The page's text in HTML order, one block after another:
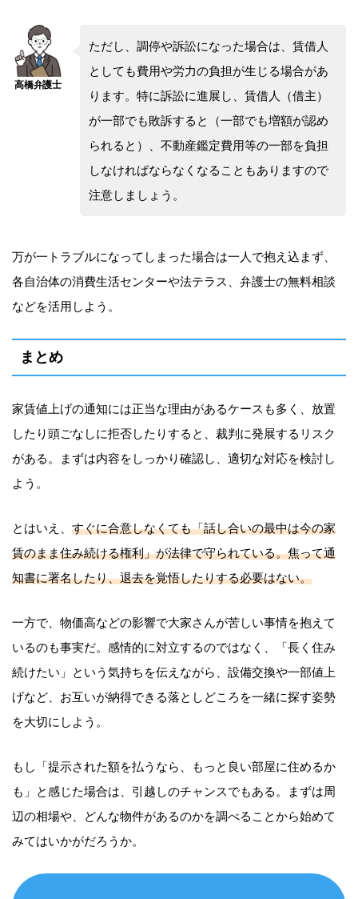
ただし、調停や訴訟になった場合は、賃借人
としても費用や労力の負担が生じる場合があ
ります。特に訴訟に進展し、賃借人（借主）
が一部でも敗訴すると（一部でも増額が認め
られると）、不動産鑑定費用等の一部を負担
しなければならなくなることもありますので
注意しましょう。
万が一トラブルになってしまった場合は一人で抱え込まず、
各自治体の消費生活センターや法テラス、弁護士の無料相談
などを活用しよう。
まとめ
家賃値上げの通知には正当な理由があるケースも多く、放置
したり頭ごなしに拒否したりすると、裁判に発展するリスク
がある。まずは内容をしっかり確認し、適切な対応を検討し
よう。
とはいえ、 すぐに合意しなくても「話し合いの最中は今の家
賃のまま住み続ける権利」が法律で守られている。焦って通
知書に署名したり、退去を覚悟したりする必要はない。
一方で、物価高などの影響で大家さんが苦しい事情を抱えて
いるのも事実だ。感情的に対立するのではなく、「長く住み
続けたい」という気持ちを伝えながら、設備交換や一部値上
げなど、お互いが納得できる落としどころを一緒に探す姿勢
を大切にしよう。
もし「提示された額を払うなら、もっと良い部屋に住めるか
も」と感じた場合は、引越しのチャンスでもある。まずは周
辺の相場や、どんな物件があるのかを調べることから始めて
みてはいかがだろうか。